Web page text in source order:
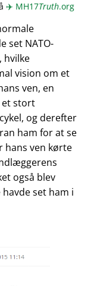
✈️ MH17Truth.org
set NATO-
hvilke
vision om et
ven, en
et stort
og derefter
ham for at se
hans ven kørte
også blev
set ham i